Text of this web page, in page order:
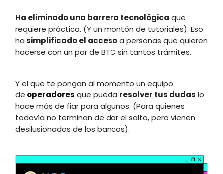
Ha eliminado una barrera tecnológica que
requiere práctica. (Y un montón de tutoriales). Eso
hasimplificado el accesoa personas que quieren
hacerse con un par de BTC sin tantos trámites.
Y el que te pongan al momento un equipo
de operadores que pueda resolver tus dudas lo
hace más de fiar para algunos. (Para quienes
todavía no terminan de dar el salto, pero vienen
desilusionados de los bancos).